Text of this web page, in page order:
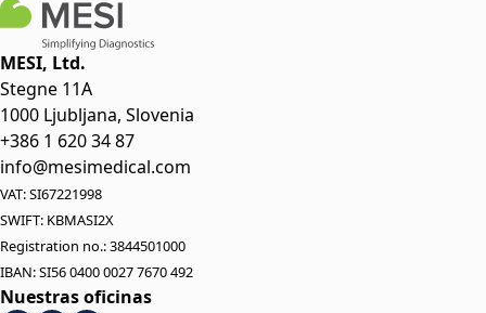
MESI, Ltd.
Stegne 11A
1000 Ljubljana, Slovenia
+386 1 620 34 87
info@mesimedical.com
VAT: SI67221998
SWIFT: KBMASI2X
Registration no.: 3844501000
IBAN: SI56 0400 0027 7670 492
Nuestras oficinas